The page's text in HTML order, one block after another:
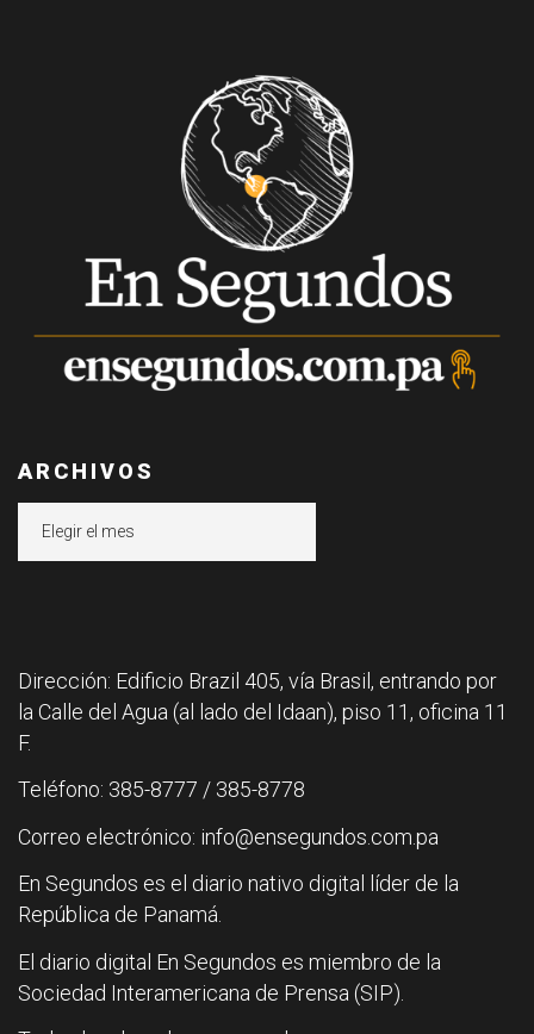
ARCHIVOS
Dirección: Edificio Brazil 405, vía Brasil, entrando por
la Calle del Agua (al lado del Idaan), piso 11, oficina 11
F.
Teléfono: 385-8777 / 385-8778
Correo electrónico: info@ensegundos.com.pa
En Segundos es el diario nativo digital líder de la
República de Panamá.
El diario digital En Segundos es miembro de la
Sociedad Interamericana de Prensa (SIP).